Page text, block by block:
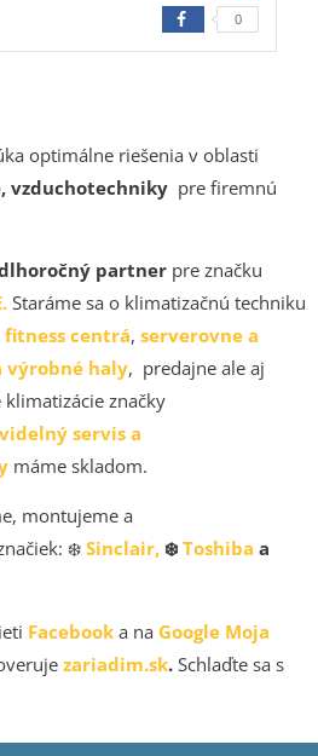
optimálne riešenia v oblasti
vzduchotechniky pre firemnú
partner pre značku
Staráme sa o klimatizačnú techniku
fitness centrá, serverovne a
výrobné haly, predajne ale aj
klimatizácie značky
servis a
máme skladom.
montujeme a
❄️ Sinclair, ❄️ Toshiba a
Facebook a na Google Moja
zariadim.sk. Schlaďte sa s